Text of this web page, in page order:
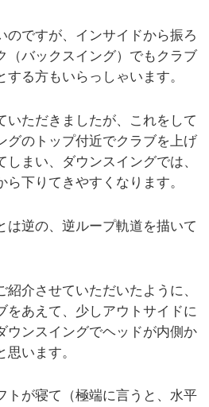
のですが、インサイドから振ろ
（バックスイング）でもクラブ
る方もいらっしゃいます。
いただきましたが、これをして
グのトップ付近でクラブを上げ
まい、ダウンスイングでは、
下りてきやすくなります。
は逆の、逆ループ軌道を描いて
介させていただいたように、
をあえて、少しアウトサイドに
ウンスイングでヘッドが内側か
います。
トが寝て（極端に言うと、水平